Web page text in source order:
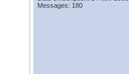
Messages: 180